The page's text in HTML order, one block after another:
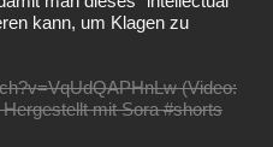
kann, um Klagen zu
(Video:
mit Sora #shorts